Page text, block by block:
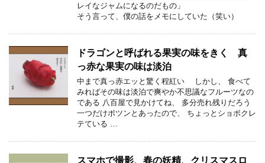
レイなジャムになるのだもの」
そう言って、僕の話をメモにしていた（笑い）
ドラゴンと呼ばれる果実の味をきく 真
っ赤な果実の味は淡泊
中まで真っ赤エッと驚く程紅い しかし、 食べて
みればその味は淡泊で爽やか不思議なフルーツなの
である 八百屋で見かけてね、 多分売れ残りだろう
一つだけポツンとあったので、 ちょっとショボクレ
テている …
スマホで撮影、春の妖精、クリスマスロ